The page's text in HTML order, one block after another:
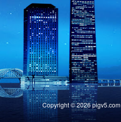
Copyright ©2026pigv5.com